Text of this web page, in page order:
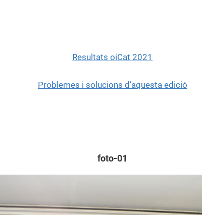
Resultats oiCat 2021
Problemes i solucions d’aquesta edició
foto-01